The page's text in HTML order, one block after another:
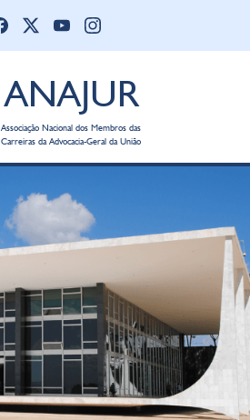
ANAJUR
Associação Nacional dos Membros das
Carreiras da Advocacia-Geral da União